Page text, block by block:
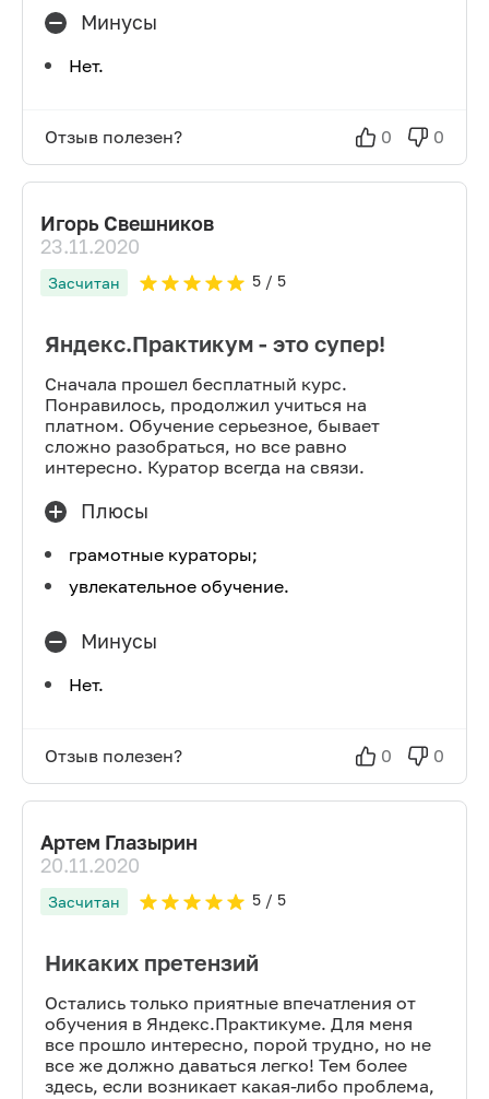
Минусы
Нет.
Отзыв полезен? 0 0
Игорь Свешников
23.11.2020
Засчитан 5/ 5
Яндекс.Практикум - это супер!
Сначала прошел бесплатный курс.
Понравилось, продолжил учиться на
платном. Обучение серьезное, бывает
сложно разобраться, но все равно
интересно. Куратор всегда на связи.
Плюсы
грамотные кураторы;
увлекательное обучение.
Минусы
Нет.
Отзыв полезен? 0 0
Артем Глазырин
20.11.2020
Засчитан 5/ 5
Никаких претензий
Остались только приятные впечатления от
обучения в Яндекс.Практикуме. Для меня
все прошло интересно, порой трудно, но не
все же должно даваться легко! Тем более
здесь, если возникает какая-либо проблема,